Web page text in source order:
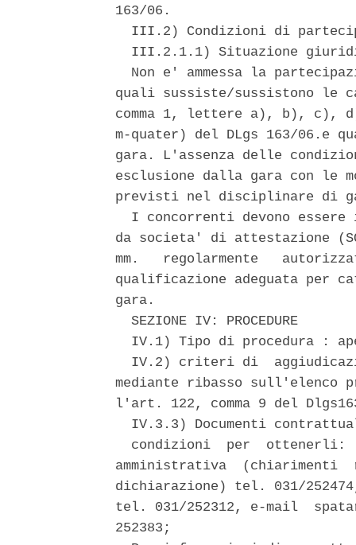
163/06.
III.2) Condizioni di
III.2.1.1) Situazione
Non e' ammessa la
quali sussiste/sussistono le
comma 1, lettere a), b),
m-quater) del DLgs 163/
gara. L'assenza delle
esclusione dalla gara con
previsti nel disciplinare di
I concorrenti devono essere
da societa' di attestazione
mm.   regolarmente
qualificazione adeguata per
gara.
  SEZIONE IV: PROCEDURE
IV.1) Tipo di procedura :
IV.2) criteri di
mediante ribasso sull'elenco
l'art. 122, comma 9 del
IV.3.3) Documenti
condizioni  per  ottenerli:
amministrativa
dichiarazione) tel. 031/
tel. 031/252312, e-mail
252383;